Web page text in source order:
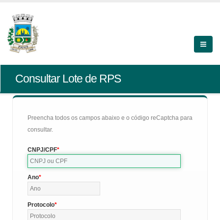
Consultar Lote de RPS
Preencha todos os campos abaixo e o código reCaptcha para
consultar.
CNPJ/CPF
Ano
Protocolo